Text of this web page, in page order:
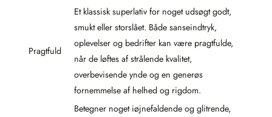
Pragtfuld
Et klassisk superlativ for noget udsøgt godt,
smukt eller storslået. Både sanseindtryk,
oplevelser og bedrifter kan være pragtfulde,
når de løftes af strålende kvalitet,
overbevisende ynde og en generøs
fornemmelse af helhed og rigdom.
Betegner noget iøjnefaldende og glitrende,